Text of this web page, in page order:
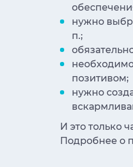
нужно
п.;
позитивом;
нужно
И это только
Подробнее о